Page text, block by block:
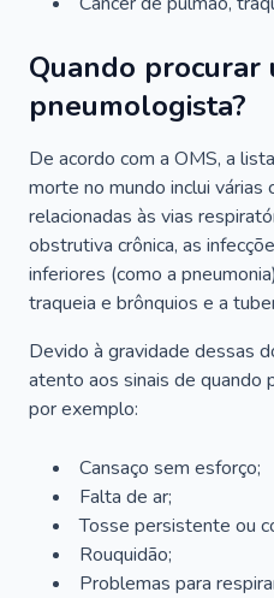
Quando procurar
pneumologista?
De acordo com a OMS, a
morte no mundo inclui
relacionadas às vias
obstrutiva crônica, as
inferiores (como a
traqueia e brônquios e a
Devido à gravidade dessas
atento aos sinais de quando
por exemplo:
Cansaço sem esforço;
Falta de ar;
Tosse persistente ou
Rouquidão;
Problemas para